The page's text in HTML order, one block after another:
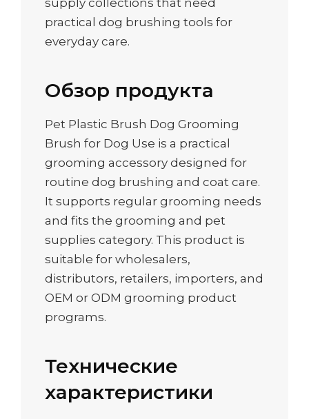
practical dog brushing tools for
everyday care.
Обзор продукта
Pet Plastic Brush Dog Grooming
Brush for Dog Use is a practical
grooming accessory designed for
routine dog brushing and coat care.
It supports regular grooming needs
and fits the grooming and pet
supplies category. This product is
suitable for wholesalers,
distributors, retailers, importers, and
OEM or ODM grooming product
programs.
Технические
характеристики